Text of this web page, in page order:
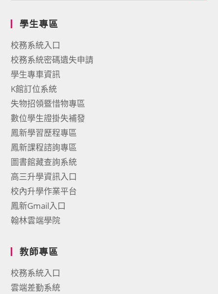
學生專區
校務系統入口
校務系統密碼遺失申請
學生專車資訊
K館訂位系統
失物招領暨惜物專區
數位學生證掛失補發
鳳新學習歷程專區
鳳新課程諮詢專區
圖書館藏查詢系統
高三升學資訊入口
校內升學作業平台
鳳新Gmail入口
翰林雲端學院
教師專區
校務系統入口
雲端差勤系統